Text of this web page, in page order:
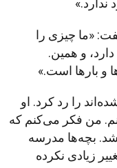
«ما چیزی را
و همین.
و بارها است.»
را رد کرد. او
من فکر می‌کنم که
بچه‌ها مدرسه
زیادی نکرده